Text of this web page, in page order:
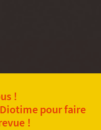
!
pour faire
!